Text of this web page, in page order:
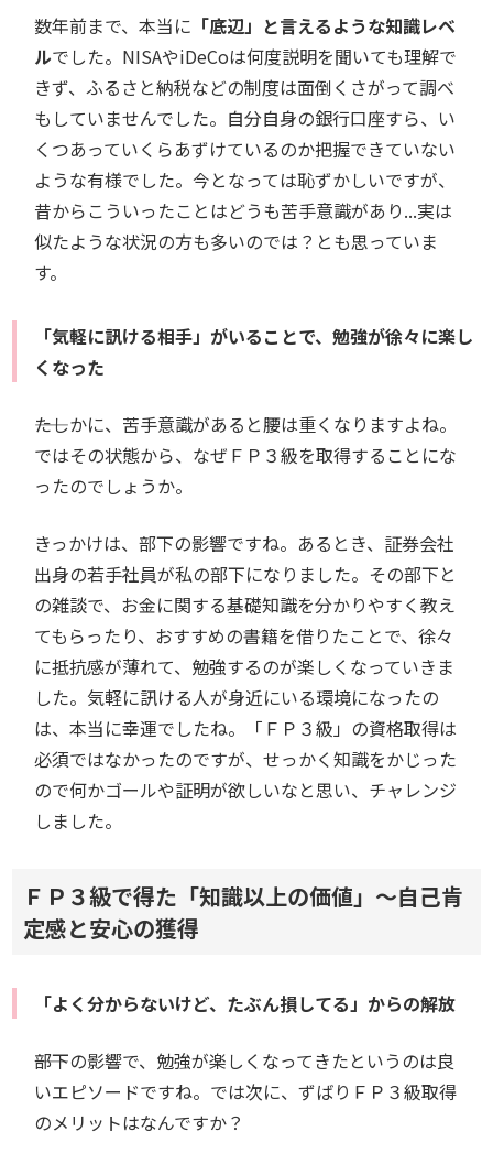
数年前まで、本当に 「底辺」と言えるような知識レベ
ルでした。NISAやiDeCoは何度説明を聞いても理解で
きず、ふるさと納税などの制度は面倒くさがって調べ
もしていませんでした。自分自身の銀行口座すら、い
くつあっていくらあずけているのか把握できていない
ような有様でした。今となっては恥ずかしいですが、
昔からこういったことはどうも苦手意識があり...実は
似たような状況の方も多いのでは？とも思っていま
す。
「気軽に訊ける相手」がいることで、勉強が徐々に楽し
くなった
――たしかに、苦手意識があると腰は重くなりますよね。
ではその状態から、なぜＦＰ３級を取得することにな
ったのでしょうか。
きっかけは、部下の影響ですね。あるとき、証券会社
出身の若手社員が私の部下になりました。その部下と
の雑談で、お金に関する基礎知識を分かりやすく教え
てもらったり、おすすめの書籍を借りたことで、徐々
に抵抗感が薄れて、勉強するのが楽しくなっていきま
した。気軽に訊ける人が身近にいる環境になったの
は、本当に幸運でしたね。「ＦＰ３級」の資格取得は
必須ではなかったのですが、せっかく知識をかじった
ので何かゴールや証明が欲しいなと思い、チャレンジ
しました。
ＦＰ３級で得た「知識以上の価値」～自己肯
定感と安心の獲得
「よく分からないけど、たぶん損してる」からの解放
――部下の影響で、勉強が楽しくなってきたというのは良
いエピソードですね。では次に、ずばりＦＰ３級取得
のメリットはなんですか？